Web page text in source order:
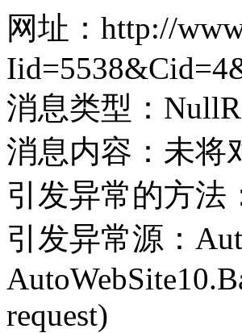
网址：http://
消息类型：
消息内容：未将
引发异常的方法
引发异常源：
request)